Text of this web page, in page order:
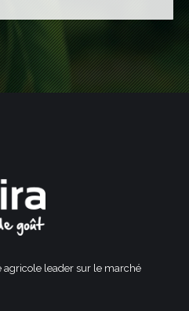
agricole leader sur le marché